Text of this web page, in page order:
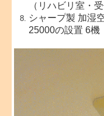
（リハビリ室・
シャープ製 加湿
25000の設置 6機